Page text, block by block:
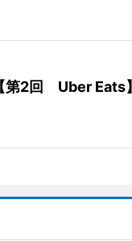
第2回 Uber Eats】